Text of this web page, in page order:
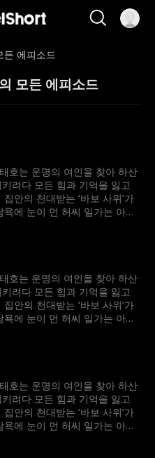
든 에피소드
모든 에피소드
호는 운명의 여인을 찾아 하산
려다 모든 힘과 기억을 잃고
안의 천대받는 ‘바보 사위’가
욕에 눈이 먼 허씨 일가는 아내
을 위해 그는 다시 ‘바보’를 연
롭힌 이들에게 처절한 복수를 시
호는 운명의 여인을 찾아 하산
려다 모든 힘과 기억을 잃고
안의 천대받는 ‘바보 사위’가
욕에 눈이 먼 허씨 일가는 아내
을 위해 그는 다시 ‘바보’를 연
롭힌 이들에게 처절한 복수를 시
호는 운명의 여인을 찾아 하산
려다 모든 힘과 기억을 잃고
안의 천대받는 ‘바보 사위’가
욕에 눈이 먼 허씨 일가는 아내